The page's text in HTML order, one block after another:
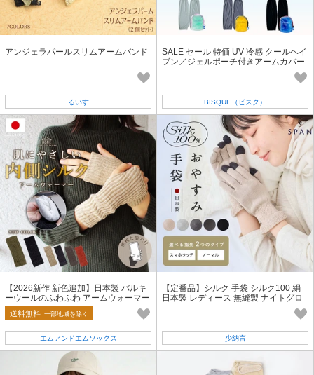
アンジェラパールスリムアームバンド
るいす
SALE セール 特価 UV 冷感 クールヘイ
ブン／ジェルポーチ付きアームカバー
BISQUE（ビスク）
【2026新作 新色追加】日本製 バルキ
ーウールのふわふわ アームウォーマー
（内側シルク）
送料無料 一部地域を除く
エムアンドエムソックス
【定番品】シルク 手袋 シルク100 絹
日本製 レディース 無縫製 ナイトグロ
少納言